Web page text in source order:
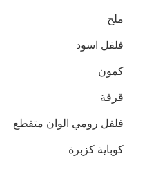
ملح
فلفل اسود
كمون
قرفة
فلفل رومي الوان متقطع
كوباية كزبرة